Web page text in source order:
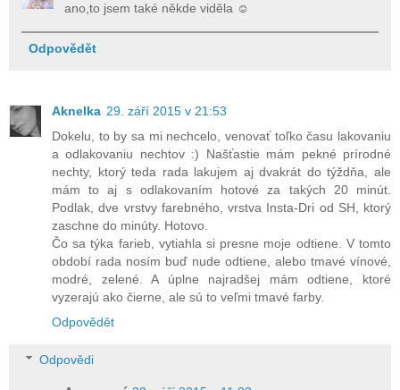
ano,to jsem také někde viděla ☺
Odpovědět
Aknelka 29. září 2015 v 21:53
Dokelu, to by sa mi nechcelo, venovať toľko času lakovaniu
a odlakovaniu nechtov :) Našťastie mám pekné prírodné
nechty, ktorý teda rada lakujem aj dvakrát do týždňa, ale
mám to aj s odlakovaním hotové za takých 20 minút.
Podlak, dve vrstvy farebného, vrstva Insta-Dri od SH, ktorý
zaschne do minúty. Hotovo.
Čo sa týka farieb, vytiahla si presne moje odtiene. V tomto
období rada nosím buď nude odtiene, alebo tmavé vínové,
modré, zelené. A úplne najradšej mám odtiene, ktoré
vyzerajú ako čierne, ale sú to veľmi tmavé farby.
Odpovědět
Odpovědi